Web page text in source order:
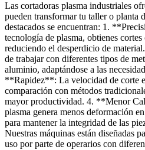
Las cortadoras plasma industriales
pueden transformar tu taller o planta
destacados se encuentran: 1.
tecnología de plasma, obtienes
reduciendo el desperdicio de
de trabajar con diferentes tipos de
aluminio, adaptándose a las
**Rapidez**: La velocidad de corte
comparación con métodos
mayor productividad. 4. **Menor
plasma genera menos deformación
para mantener la integridad de las
Nuestras máquinas están diseñadas
uso por parte de operarios con